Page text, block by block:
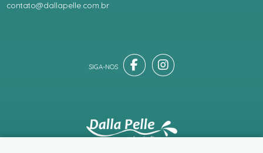
contato@dallapelle.com.br